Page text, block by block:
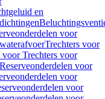
en
voor
Trechters voor
voor Trechters voor
Reserveonderdelen voor
voor
voor